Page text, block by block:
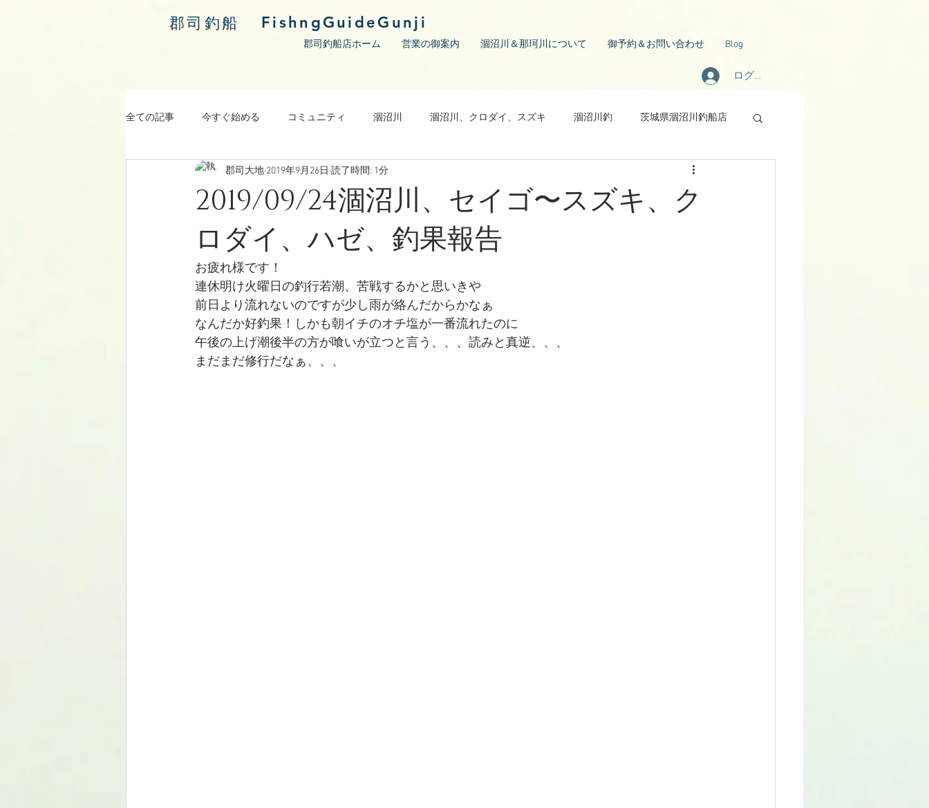
郡司釣船 FishngGuideGunji
郡司釣船店ホーム 営業の御案内 涸沼川＆那珂川について 御予約＆お問い合わせ Blog
ログイン
全ての記事 今すぐ始める コミュニティ 涸沼川 涸沼川、クロダイ、スズキ 涸沼川釣 茨城県涸沼川釣船店
涸沼川釣果報告
2019/09/24涸沼川、セイゴ〜スズキ、ク
ロダイ、ハゼ、釣果報告
郡司大地 2019年9月26日 読了時間: 1分
お疲れ様です！
連休明け火曜日の釣行若潮、苦戦するかと思いきや
前日より流れないのですが少し雨が絡んだからかなぁ
なんだか好釣果！しかも朝イチのオチ塩が一番流れたのに
午後の上げ潮後半の方が喰いが立つと言う、、、読みと真逆、、、
まだまだ修行だなぁ、、、